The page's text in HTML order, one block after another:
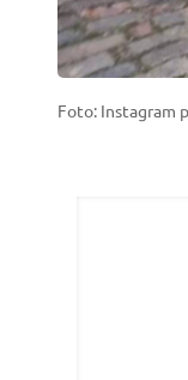
Foto: Instagram